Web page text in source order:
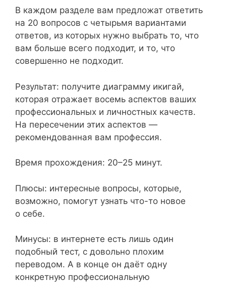
В каждом разделе вам предложат ответить
на 20 вопросов с четырьмя вариантами
ответов, из которых нужно выбрать то, что
вам больше всего подходит, и то, что
совершенно не подходит.
Результат: получите диаграмму икигай,
которая отражает восемь аспектов ваших
профессиональных и личностных качеств.
На пересечении этих аспектов —
рекомендованная вам профессия.
Время прохождения: 20–25 минут.
Плюсы: интересные вопросы, которые,
возможно, помогут узнать что-то новое
о себе.
Минусы: в интернете есть лишь один
подобный тест, с довольно плохим
переводом. А в конце он даёт одну
конкретную профессиональную